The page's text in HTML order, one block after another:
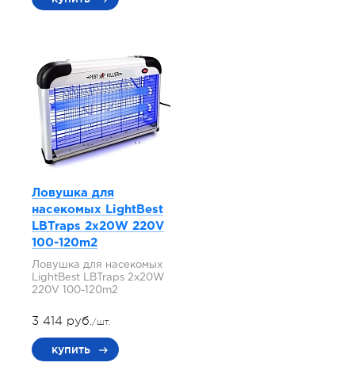
Ловушка для
насекомых LightBest
LBTraps 2x20W 220V
100-120m2
Ловушка для насекомых
LightBest LBTraps 2x20W
220V 100-120m2
3 414 руб./шт.
купить